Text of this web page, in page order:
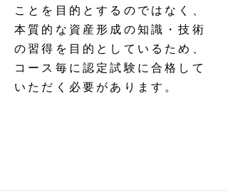
ことを目的とするのではなく、
本質的な資産形成の知識・技術
の習得を目的としているため、
コース毎に認定試験に合格して
いただく必要があります。